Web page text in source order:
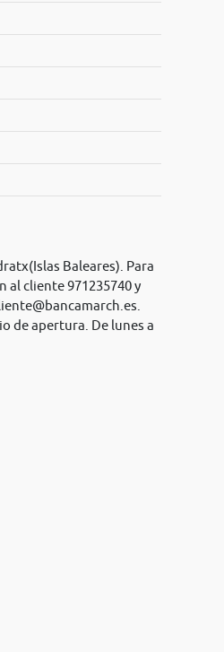
Baleares). Para
cliente 971235740 y
de apertura. De lunes a